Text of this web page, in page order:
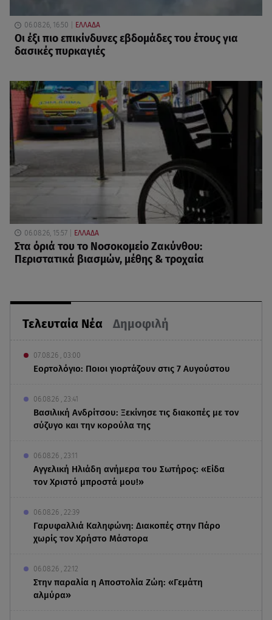
Τελευταία Νέα Δημοφιλή
07.08.26 , 03:00
Εορτολόγιο: Ποιοι γιορτάζουν στις 7 Αυγούστου
06.08.26 , 23:41
Βασιλική Ανδρίτσου: Ξεκίνησε τις διακοπές με τον
σύζυγο και την κορούλα της
06.08.26 , 23:11
Αγγελική Ηλιάδη ανήμερα του Σωτήρος: «Είδα
τον Χριστό μπροστά μου!»
06.08.26 , 22:39
Γαρυφαλλιά Καληφώνη: Διακοπές στην Πάρο
χωρίς τον Χρήστο Μάστορα
06.08.26 , 22:12
Στην παραλία η Αποστολία Ζώη: «Γεμάτη
αλμύρα»
06.08.26, 16:50 ΕΛΛΑΔΑ
Οι έξι πιο επικίνδυνες εβδομάδες του έτους για
δασικές πυρκαγιές
06.08.26, 15:57 ΕΛΛΑΔΑ
Στα όριά του το Νοσοκομείο Ζακύνθου:
Περιστατικά βιασμών, μέθης & τροχαία